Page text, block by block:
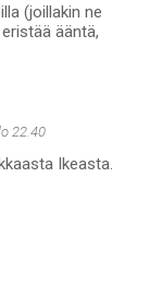
(joillakin ne
ääntä,
22.40
Ikeasta.